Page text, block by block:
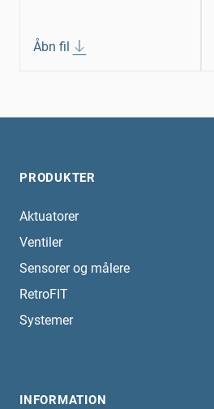
Åbn fil
PRODUKTER
Aktuatorer
Ventiler
Sensorer og målere
RetroFIT
Systemer
INFORMATION